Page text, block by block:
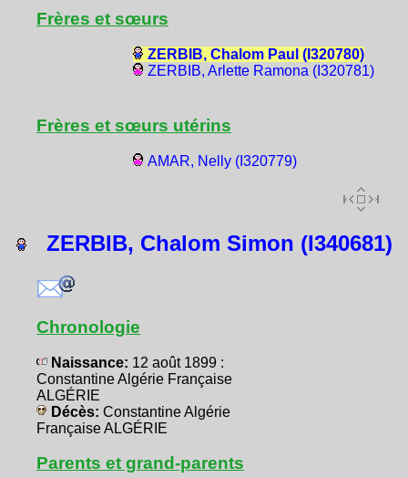
Frères et sœurs
ZERBIB, Chalom Paul (I320780)
ZERBIB, Arlette Ramona (I320781)
Frères et sœurs utérins
AMAR, Nelly (I320779)
ZERBIB, Chalom Simon (I340681)
Chronologie
Naissance: 12 août 1899 :
Constantine Algérie Française
ALGÉRIE
Décès: Constantine Algérie
Française ALGÉRIE
Parents et grand-parents